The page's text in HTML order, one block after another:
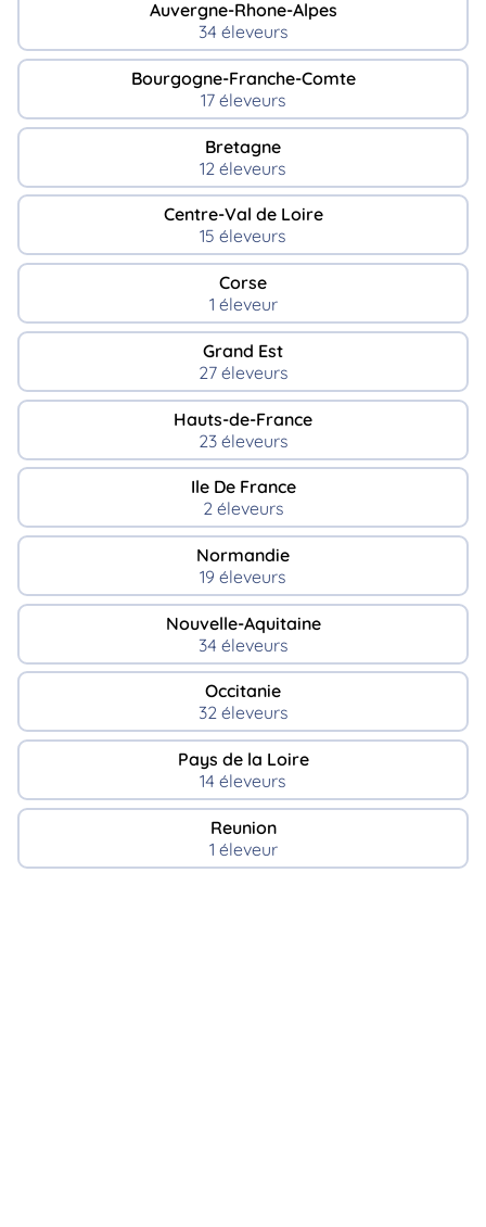
Auvergne-Rhone-Alpes
34 éleveurs
Bourgogne-Franche-Comte
17 éleveurs
Bretagne
12 éleveurs
Centre-Val de Loire
15 éleveurs
Corse
1 éleveur
Grand Est
27 éleveurs
Hauts-de-France
23 éleveurs
Ile De France
2 éleveurs
Normandie
19 éleveurs
Nouvelle-Aquitaine
34 éleveurs
Occitanie
32 éleveurs
Pays de la Loire
14 éleveurs
Reunion
1 éleveur